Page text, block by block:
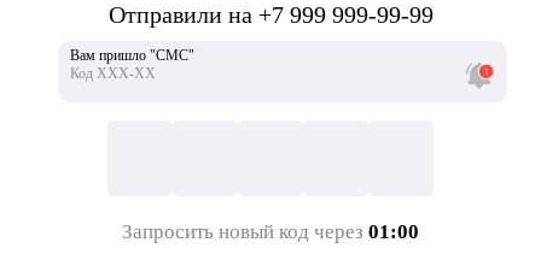
Отправили на +7 999 999-99-99
Вам пришло "СМС"
Код ХХХ-ХХ
Запросить новый код через 01:00